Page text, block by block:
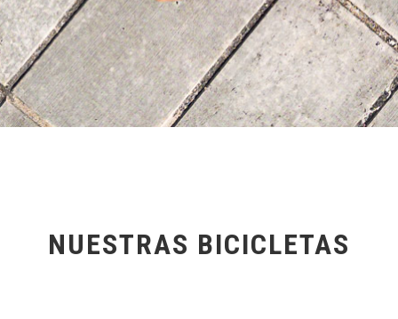
NUESTRAS BICICLETAS